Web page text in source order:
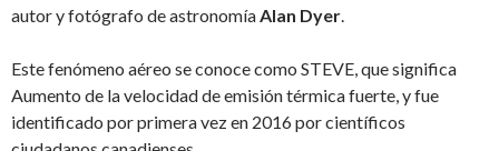
autor y fotógrafo de astronomía Alan Dyer
Este fenómeno aéreo se conoce como STEVE, que significa
Aumento de la velocidad de emisión térmica fuerte, y fue
identificado por primera vez en 2016 por científicos